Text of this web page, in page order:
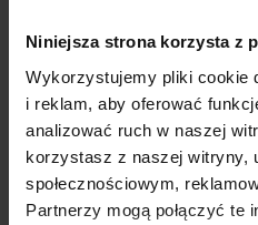
Niniejsza strona korzysta z
Wykorzystujemy pliki cookie
i reklam, aby oferować
analizować ruch w naszej
korzystasz z naszej witryny,
społecznościowym,
Partnerzy mogą połączyć te